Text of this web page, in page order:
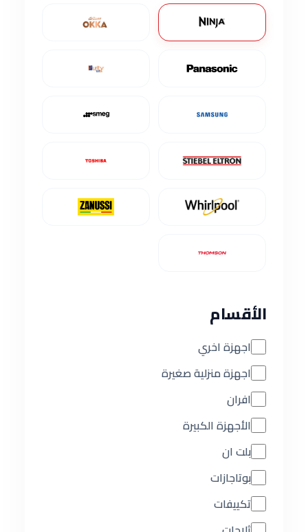
الأقسام
اجهزة اخري
اجهزة منزلية صغيرة
افران
الأجهزة الكبيرة
بلت ان
بوتاجازات
تكييفات